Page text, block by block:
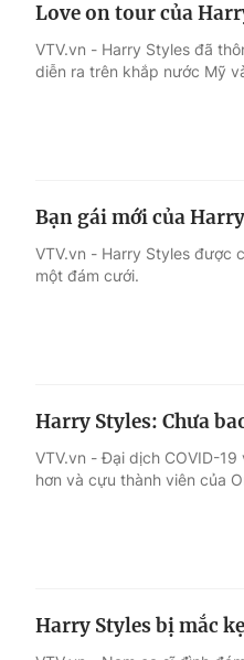
Love on tour của
VTV.vn - Harry Styles đã
diễn ra trên khắp nước Mỹ
Bạn gái mới của
VTV.vn - Harry Styles được
một đám cưới.
Harry Styles: Chưa
VTV.vn - Đại dịch COVID-
hơn và cựu thành viên của
Harry Styles bị mắc